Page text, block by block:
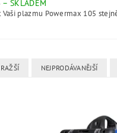
–SKLADEM
plazmu Powermax 105
NEJPRODÁVANĚJŠÍ